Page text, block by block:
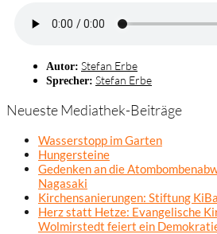
Autor: Stefan Erbe
Sprecher: Stefan Erbe
Neueste Mediathek-Beiträge
Wasserstopp im Garten
Hungersteine
Gedenken an die
Nagasaki
Kirchensanierungen: Stiftung
Herz statt Hetze: Evangelische
Wolmirstedt feiert ein